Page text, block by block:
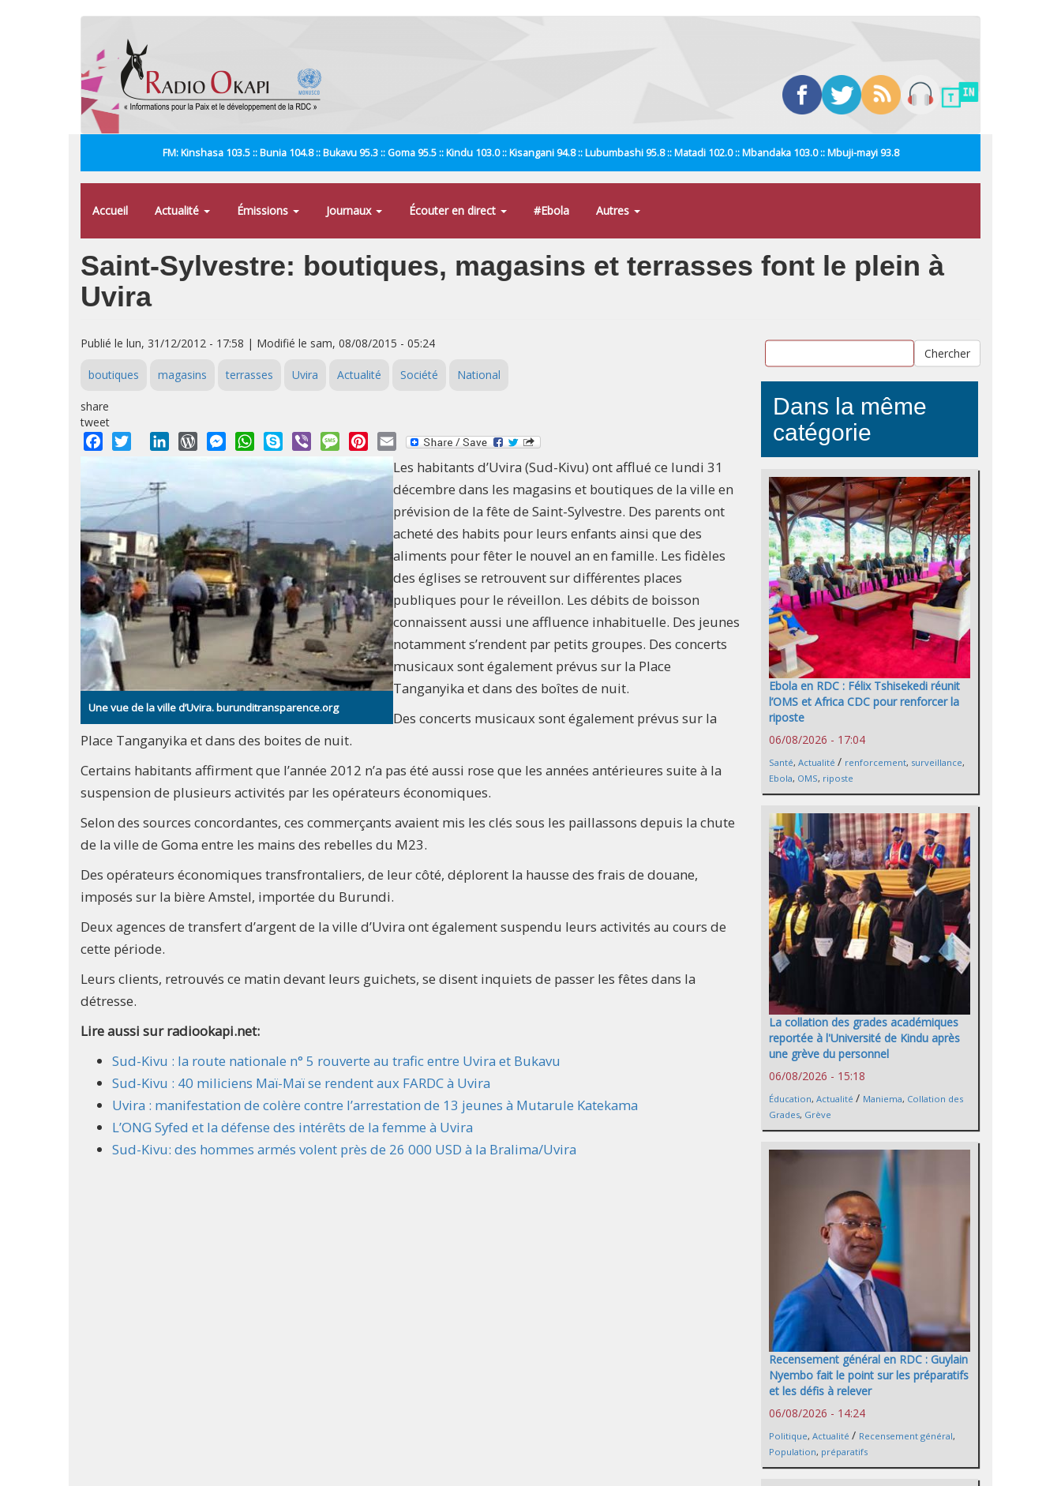
FM: Kinshasa 103.5 :: Bunia 104.8 :: Bukavu 95.3 :: Goma 95.5 :: Kindu 103.0 :: Kisangani 94.8 :: Lubumbashi 95.8 :: Matadi 102.0 :: Mbandaka 103.0 :: Mbuji-mayi 93.8
Accueil Actualité Émissions Journaux Écouter en direct #Ebola Autres
Saint-Sylvestre: boutiques, magasins et terrasses font le plein à
Uvira
Publié le lun, 31/12/2012 - 17:58 | Modifié le sam, 08/08/2015 - 05:24
boutiques magasins terrasses Uvira Actualité Société National
share
tweet
Facebook
Twitter LinkedInWordPressMessengerWhatsApp
Skype Viber MessagePinterest
Email
Une vue de la ville d’Uvira. burunditransparence.org
Les habitants d’Uvira (Sud-Kivu) ont afflué ce lundi 31
décembre dans les magasins et boutiques de la ville en
prévision de la fête de Saint-Sylvestre. Des parents ont
acheté des habits pour leurs enfants ainsi que des
aliments pour fêter le nouvel an en famille. Les fidèles
des églises se retrouvent sur différentes places
publiques pour le réveillon. Les débits de boisson
connaissent aussi une affluence inhabituelle. Des jeunes
notamment s’rendent par petits groupes. Des concerts
musicaux sont également prévus sur la Place
Tanganyika et dans des boîtes de nuit.
Des concerts musicaux sont également prévus sur la
Place Tanganyika et dans des boites de nuit.
Certains habitants affirment que l’année 2012 n’a pas été aussi rose que les années antérieures suite à la
suspension de plusieurs activités par les opérateurs économiques.
Selon des sources concordantes, ces commerçants avaient mis les clés sous les paillassons depuis la chute
de la ville de Goma entre les mains des rebelles du M23.
Des opérateurs économiques transfrontaliers, de leur côté, déplorent la hausse des frais de douane,
imposés sur la bière Amstel, importée du Burundi.
Deux agences de transfert d’argent de la ville d’Uvira ont également suspendu leurs activités au cours de
cette période.
Leurs clients, retrouvés ce matin devant leurs guichets, se disent inquiets de passer les fêtes dans la
détresse.
Lire aussi sur radiookapi.net:
Sud-Kivu : la route nationale n° 5 rouverte au trafic entre Uvira et Bukavu
Sud-Kivu : 40 miliciens Maï-Maï se rendent aux FARDC à Uvira
Uvira : manifestation de colère contre l’arrestation de 13 jeunes à Mutarule Katekama
L’ONG Syfed et la défense des intérêts de la femme à Uvira
Sud-Kivu: des hommes armés volent près de 26 000 USD à la Bralima/Uvira
Chercher
Dans la même
catégorie
Ebola en RDC : Félix Tshisekedi réunit
l’OMS et Africa CDC pour renforcer la
riposte
06/08/2026 - 17:04
Santé, Actualité / renforcement, surveillance,
Ebola, OMS, riposte
La collation des grades académiques
reportée à l'Université de Kindu après
une grève du personnel
06/08/2026 - 15:18
Éducation, Actualité / Maniema, Collation des
Grades, Grève
Recensement général en RDC : Guylain
Nyembo fait le point sur les préparatifs
et les défis à relever
06/08/2026 - 14:24
Politique, Actualité / Recensement général,
Population, préparatifs